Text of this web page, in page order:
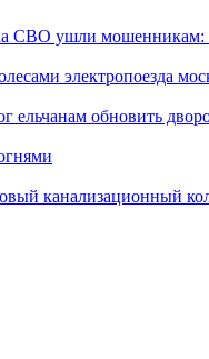
СВО ушли мошенникам:
электропоезда
ельчанам обновить
канализационный